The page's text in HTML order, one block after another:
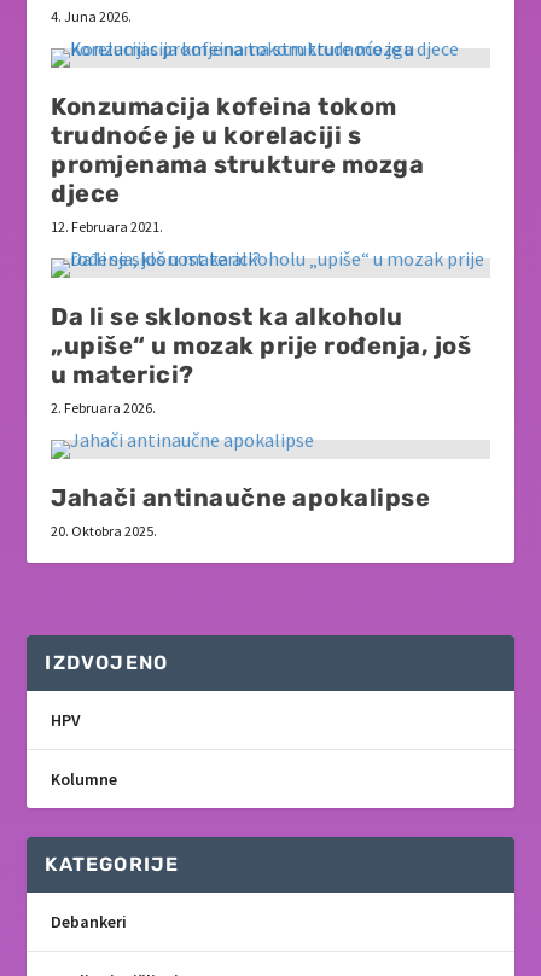
4. Juna 2026.
Konzumacija kofeina tokom
trudnoće je u korelaciji s
promjenama strukture mozga
djece
12. Februara 2021.
Da li se sklonost ka alkoholu
„upiše“ u mozak prije rođenja, još
u materici?
2. Februara 2026.
Jahači antinaučne apokalipse
20. Oktobra 2025.
IZDVOJENO
HPV
Kolumne
KATEGORIJE
Debankeri